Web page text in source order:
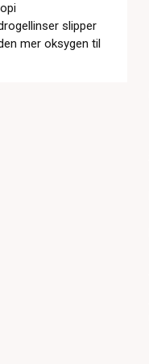
slipper
mer oksygen til